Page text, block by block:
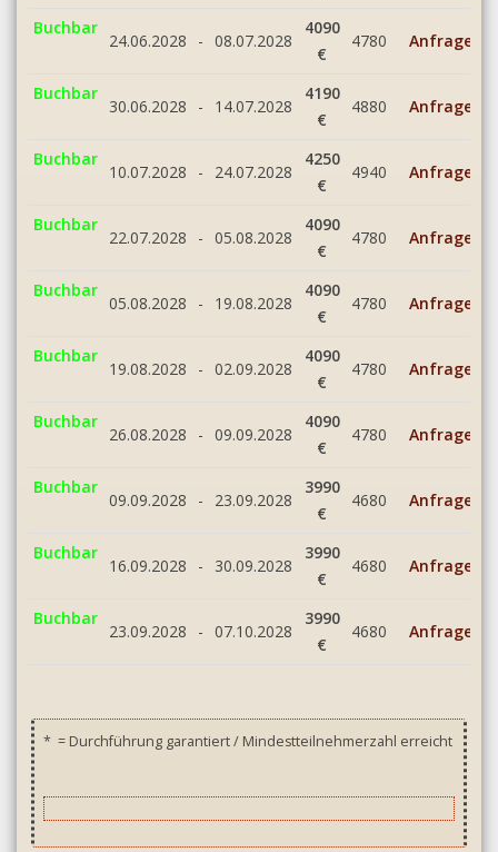
Buchbar
24.06.2028 - 08.07.2028
4090
€
4780 Anfrage
Buchbar
30.06.2028 - 14.07.2028
4190
€
4880 Anfrage
Buchbar
10.07.2028 - 24.07.2028
4250
€
4940 Anfrage
Buchbar
22.07.2028 - 05.08.2028
4090
€
4780 Anfrage
Buchbar
05.08.2028 - 19.08.2028
4090
€
4780 Anfrage
Buchbar
19.08.2028 - 02.09.2028
4090
€
4780 Anfrage
Buchbar
26.08.2028 - 09.09.2028
4090
€
4780 Anfrage
Buchbar
09.09.2028 - 23.09.2028
3990
€
4680 Anfrage
Buchbar
16.09.2028 - 30.09.2028
3990
€
4680 Anfrage
Buchbar
23.09.2028 - 07.10.2028
3990
€
4680 Anfrage
* = Durchführung garantiert / Mindestteilnehmerzahl erreicht